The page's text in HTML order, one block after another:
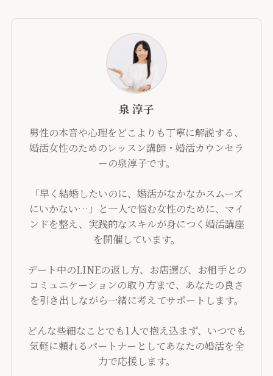
泉 淳子
男性の本音や心理をどこよりも丁寧に解説する、
婚活女性のためのレッスン講師・婚活カウンセラ
ーの泉淳子です。
「早く結婚したいのに、婚活がなかなかスムーズ
にいかない…」と一人で悩む女性のために、マイ
ンドを整え、実践的なスキルが身につく婚活講座
を開催しています。
デート中のLINEの返し方、お店選び、お相手との
コミュニケーションの取り方まで、あなたの良さ
を引き出しながら一緒に考えてサポートします。
どんな些細なことでも1人で抱え込まず、いつでも
気軽に頼れるパートナーとしてあなたの婚活を全
力で応援します。